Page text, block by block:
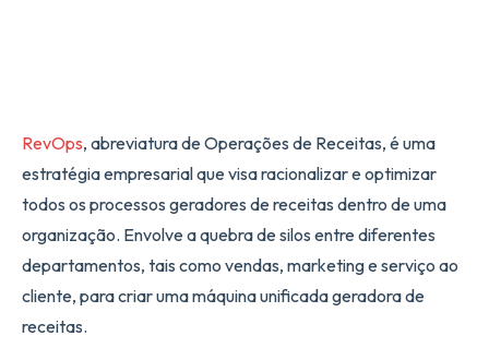
RevOps, abreviatura de Operações de Receitas, é uma
estratégia empresarial que visa racionalizar e optimizar
todos os processos geradores de receitas dentro de uma
organização. Envolve a quebra de silos entre diferentes
departamentos, tais como vendas, marketing e serviço ao
cliente, para criar uma máquina unificada geradora de
receitas.